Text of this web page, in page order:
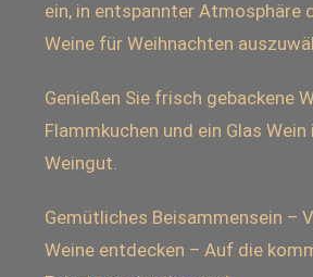
ein, in entspannter Atmosphäre
Weine für Weihnachten
Genießen Sie frisch gebackene
Flammkuchen und ein Glas Wein
Weingut.
Gemütliches Beisammensein –
Weine entdecken – Auf die